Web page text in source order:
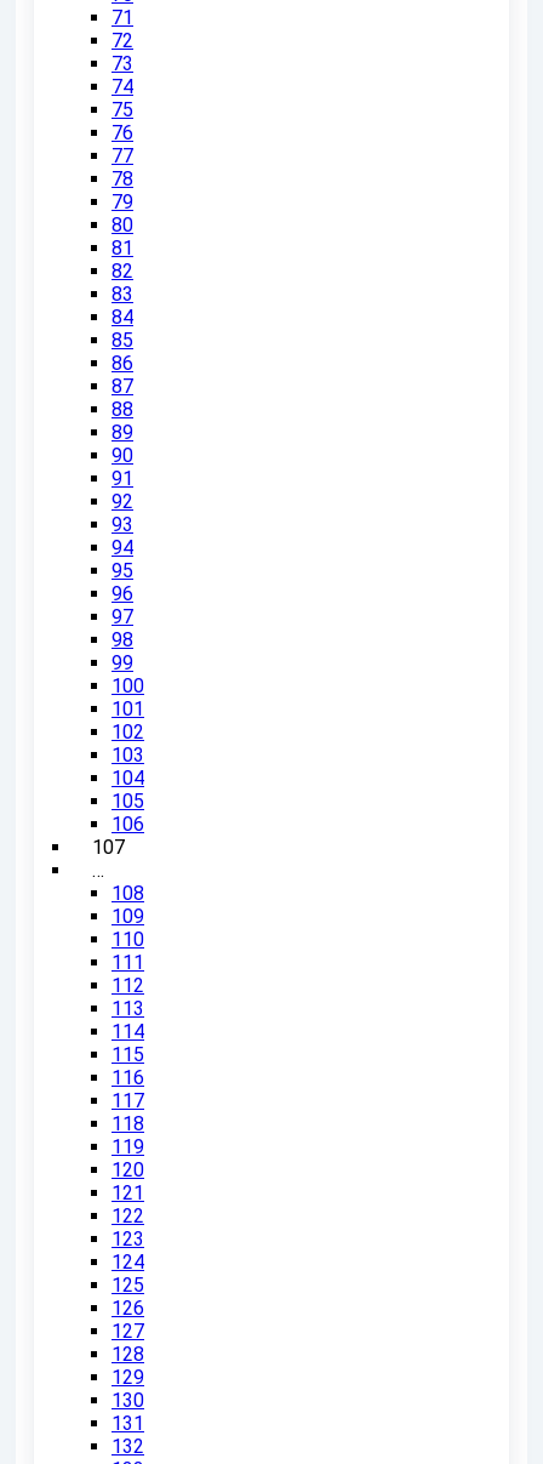
71
72
73
74
75
76
77
78
79
80
81
82
83
84
85
86
87
88
89
90
91
92
93
94
95
96
97
98
99
100
101
102
103
104
105
106
107
…
108
109
110
111
112
113
114
115
116
117
118
119
120
121
122
123
124
125
126
127
128
129
130
131
132